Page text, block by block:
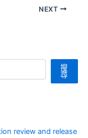
NEXT
搜
尋
review and release